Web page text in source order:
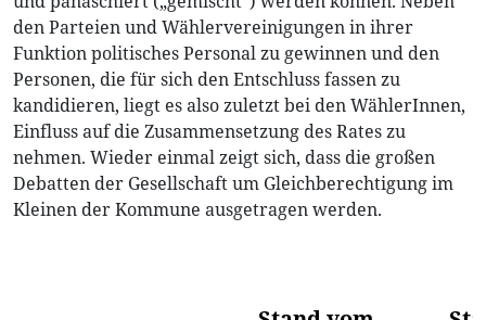
den Parteien und Wählervereinigungen in ihrer
Funktion politisches Personal zu gewinnen und den
Personen, die für sich den Entschluss fassen zu
kandidieren, liegt es also zuletzt bei den WählerInnen,
Einfluss auf die Zusammensetzung des Rates zu
nehmen. Wieder einmal zeigt sich, dass die großen
Debatten der Gesellschaft um Gleichberechtigung im
Kleinen der Kommune ausgetragen werden.